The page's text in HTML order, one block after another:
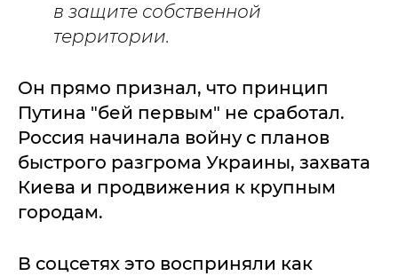
в защите собственной
территории.
Он прямо признал, что принцип
Путина "бей первым" не сработал.
Россия начинала войну с планов
быстрого разгрома Украины, захвата
Киева и продвижения к крупным
городам.
В соцсетях это восприняли как